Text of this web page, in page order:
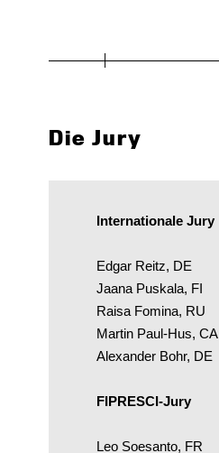
Die Jury
Internationale Jury
Edgar Reitz, DE
Jaana Puskala, FI
Raisa Fomina, RU
Martin Paul-Hus, CA
Alexander Bohr, DE
FIPRESCI-Jury
Leo Soesanto, FR